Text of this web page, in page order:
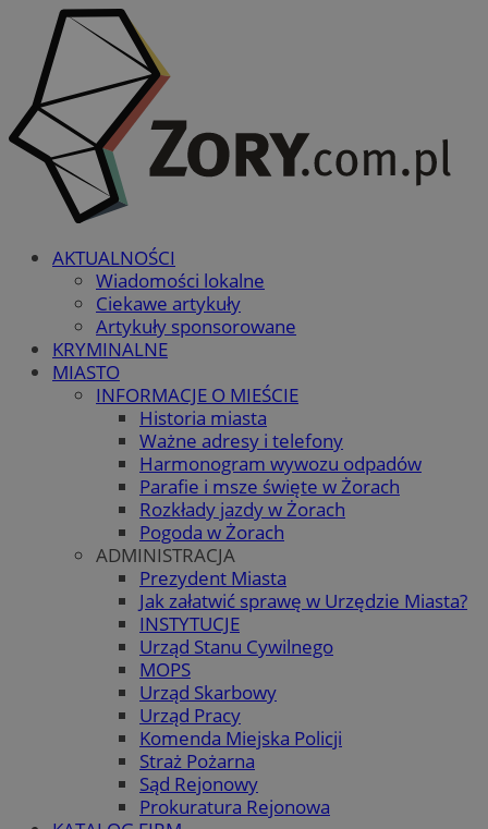
AKTUALNOŚCI
Wiadomości lokalne
Ciekawe artykuły
Artykuły sponsorowane
KRYMINALNE
MIASTO
INFORMACJE O MIEŚCIE
Historia miasta
Ważne adresy i telefony
Harmonogram wywozu odpadów
Parafie i msze święte w Żorach
Rozkłady jazdy w Żorach
Pogoda w Żorach
ADMINISTRACJA
Prezydent Miasta
Jak załatwić sprawę w Urzędzie Miasta?
INSTYTUCJE
Urząd Stanu Cywilnego
MOPS
Urząd Skarbowy
Urząd Pracy
Komenda Miejska Policji
Straż Pożarna
Sąd Rejonowy
Prokuratura Rejonowa